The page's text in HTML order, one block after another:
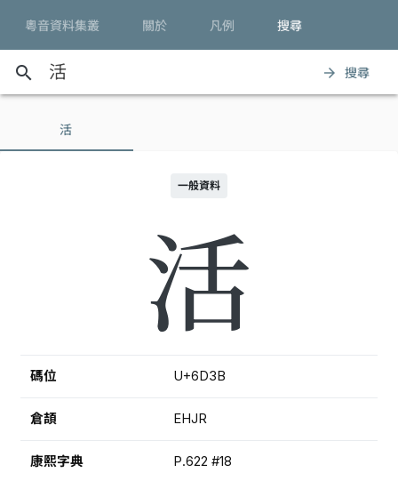
粵音資料集叢 關於 凡例 搜尋
search arrow_forward 搜尋
活
一般資料
活
碼位 U+6D3B
倉頡 EHJR
康熙字典 P.622 #18